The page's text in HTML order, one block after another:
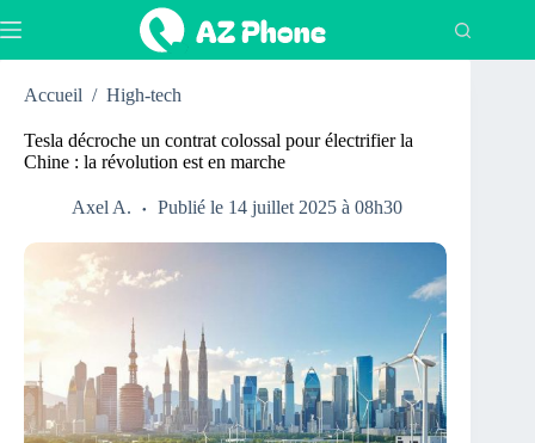
au
Accueil / High-tech
Tesla décroche un contrat colossal pour électrifier la
Chine : la révolution est en marche
Axel A. Publié le 14 juillet 2025 à 08h30